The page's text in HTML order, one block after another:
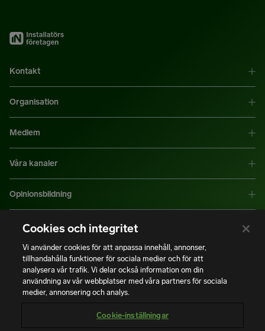
Kontakt
Organisation
Medlem
Våra kanaler
Opinionsbildning
Mer information
Copyright © Installatörsföretagen. Alla rättigheter förbehålls.
Integritetspolicy | Användning av cookies | Bli medlem
Cookies och integritet
Vi använder cookies för att anpassa innehåll, annonser,
tillhandahålla funktioner för sociala medier och för att
analysera vår trafik. Vi delar också information om din
användning av vår webbplatser med våra partners för sociala
medier, annonsering och analys.
Cookie-inställningar